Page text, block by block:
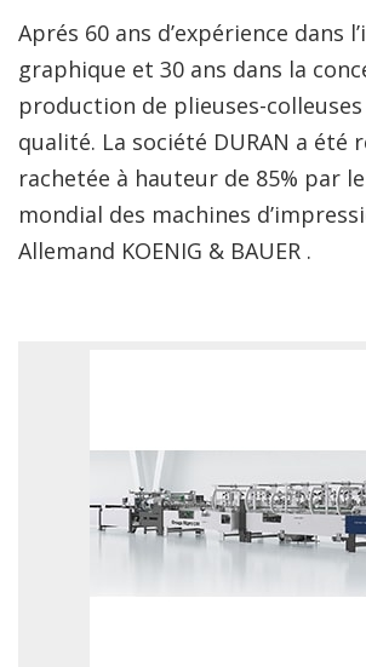
Aprés 60 ans d’expérience dans
graphique et 30 ans dans la
production de plieuses-
qualité. La société DURAN a été
rachetée à hauteur de 85% par
mondial des machines
Allemand KOENIG & BAUER .